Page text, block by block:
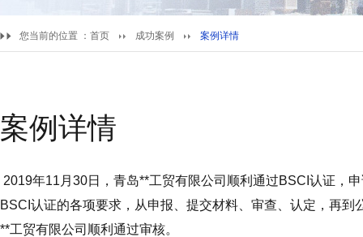
您当前的位置 ： 首页 成功案例 案例详情
案例详情
2019年11月30日，青岛**工贸有限公司顺利通过BSCI认证，
BSCI认证的各项要求，从申报、提交材料、审查、认定，再
**工贸有限公司顺利通过审核。